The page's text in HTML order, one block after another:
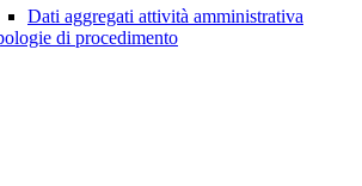
Dati aggregati attività amministrativa
di procedimento